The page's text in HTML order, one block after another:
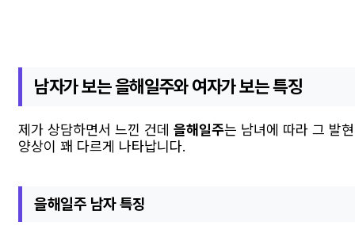
남자가 보는 을해일주와 여자가 보는 특징
제가 상담하면서 느낀 건데 을해일주는 남녀에 따라 그 발현
양상이 꽤 다르게 나타납니다.
을해일주 남자 특징